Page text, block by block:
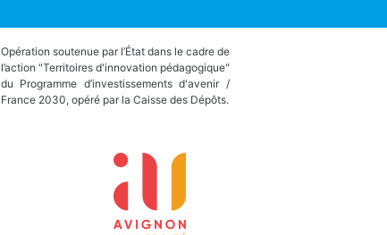
Opération soutenue par l’État dans le cadre de
l’action "Territoires d'innovation pédagogique"
du Programme d’investissements d'avenir /
France 2030, opéré par la Caisse des Dépôts.